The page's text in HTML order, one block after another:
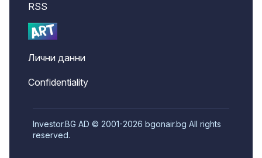
RSS
Лични данни
Confidentiality
Investor.BG AD © 2001-2026 bgonair.bg All rights
reserved.